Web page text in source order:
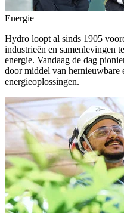
Energie
Hydro loopt al sinds 1905
industrieën en samenlevingen
energie. Vandaag de dag
door middel van hernieuwbare
energieoplossingen.